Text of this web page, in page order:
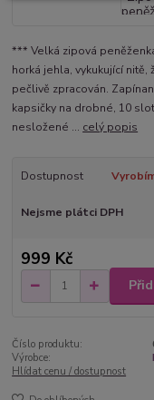
*** Velká zipová
horká jehla, vykukující
pečlivě zpracován.
kapsičky na drobné, 10
nesložené ... celý popis
Dostupnost
Nejsme plátci DPH
999 Kč
Číslo produktu:
Výrobce:
Hlídat cenu / dostupnost